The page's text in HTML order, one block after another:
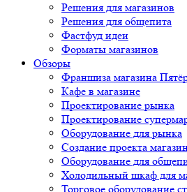
Решения для магазинов
Решения для общепита
Фастфуд идеи
Форматы магазинов
Обзоры
Франшиза магазина
Кафе в магазине
Проектирование рынка
Проектирование
Оборудование для рынка
Создание проекта
Оборудование для
Холодильный шкаф для
Торговое оборудование